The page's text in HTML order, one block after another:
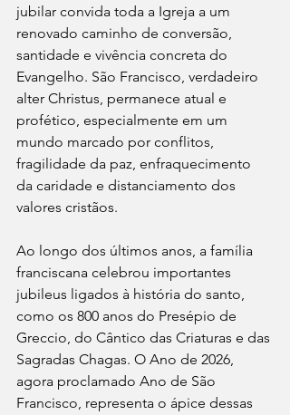
jubilar convida toda a Igreja a um
renovado caminho de conversão,
santidade e vivência concreta do
Evangelho. São Francisco, verdadeiro
alter Christus, permanece atual e
profético, especialmente em um
mundo marcado por conflitos,
fragilidade da paz, enfraquecimento
da caridade e distanciamento dos
valores cristãos.
Ao longo dos últimos anos, a família
franciscana celebrou importantes
jubileus ligados à história do santo,
como os 800 anos do Presépio de
Greccio, do Cântico das Criaturas e das
Sagradas Chagas. O Ano de 2026,
agora proclamado Ano de São
Francisco, representa o ápice dessas